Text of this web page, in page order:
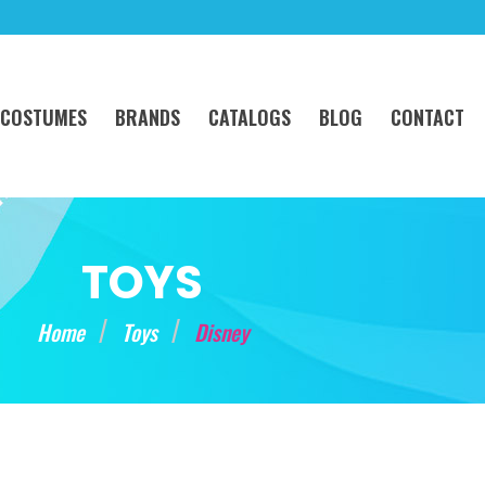
COSTUMES BRANDS CATALOGS BLOG CONTACT
TOYS
Home Toys Disney